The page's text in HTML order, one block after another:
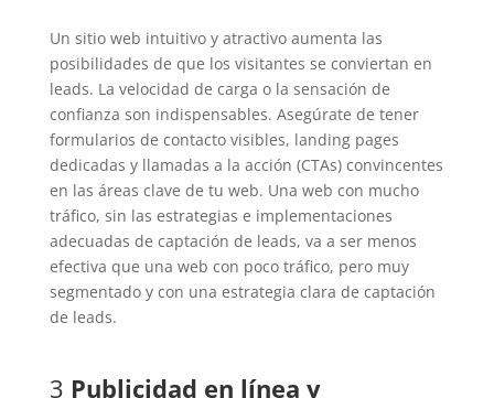
Un sitio web intuitivo y atractivo aumenta las
posibilidades de que los visitantes se conviertan en
leads. La velocidad de carga o la sensación de
confianza son indispensables. Asegúrate de tener
formularios de contacto visibles, landing pages
dedicadas y llamadas a la acción (CTAs) convincentes
en las áreas clave de tu web. Una web con mucho
tráfico, sin las estrategias e implementaciones
adecuadas de captación de leads, va a ser menos
efectiva que una web con poco tráfico, pero muy
segmentado y con una estrategia clara de captación
de leads.
3 Publicidad en línea y